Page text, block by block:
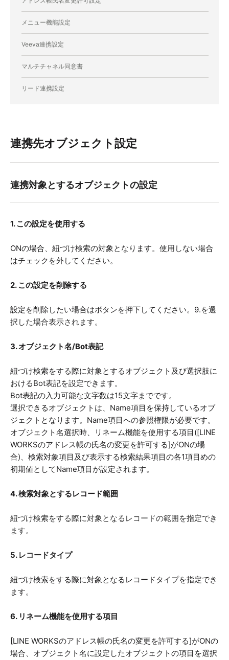
メニュー機能設定
Veeva連携設定
マルチチャネル同意書
リード連携設定
連携先オブジェクト設定
連携対象とするオブジェクトの設定
1. この設定を使用する
ONの場合、紐づけ検索の対象となります。使用しない場合
はチェックを外してください。
2. この設定を削除する
設定を削除したい場合はボタンを押下してください。9.を選
択した場合表示されます。
3. オブジェクト名/Bot表記
紐づけ検索をする際に対象とするオブジェクト及び選択肢に
おけるBot表記を設定できます。
Bot表記の入力可能な文字数は15文字までです。
選択できるオブジェクトは、Name項目を保持しているオブ
ジェクトとなります。Name項目への参照権限が必要です。
オブジェクト名選択時、リネーム機能を使用する項目([LINE
WORKSのアドレス帳の氏名の変更を許可する]がONの場
合)、検索対象項目及び表示する検索結果項目の各1項目めの
初期値としてName項目が設定されます。
4. 検索対象とするレコード範囲
紐づけ検索をする際に対象となるレコードの範囲を指定でき
ます。
5. レコードタイプ
紐づけ検索をする際に対象となるレコードタイプを指定でき
ます。
6. リネーム機能を使用する項目
[LINE WORKSのアドレス帳の氏名の変更を許可する]がONの
場合、オブジェクト名に設定したオブジェクトの項目を選択